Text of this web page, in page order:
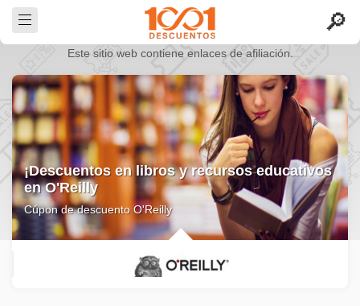
Este sitio web contiene enlaces de afiliación.
¡Descuentos en libros y recursos educativos
en O'Reilly
Cúpon de descuento O'Reilly